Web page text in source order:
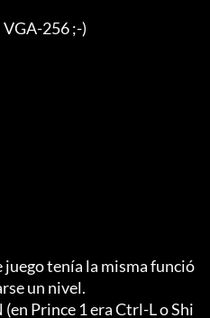
VGA-256 ;-)
un nivel.